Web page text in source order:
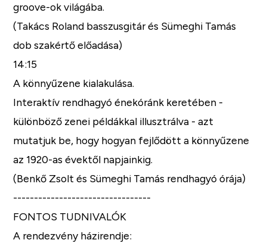
groove-ok világába.
(Takács Roland basszusgitár és Sümeghi Tamás
dob szakértő előadása)
14:15
A könnyűzene kialakulása.
Interaktív rendhagyó énekóránk keretében -
különböző zenei példákkal illusztrálva - azt
mutatjuk be, hogy hogyan fejlődött a könnyűzene
az 1920-as évektől napjainkig.
(Benkő Zsolt és Sümeghi Tamás rendhagyó órája)
---------------------------------
FONTOS TUDNIVALÓK
A rendezvény házirendje: